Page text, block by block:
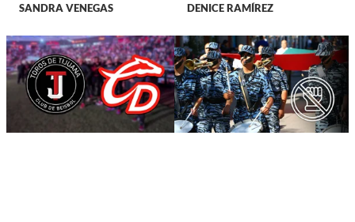
SANDRA VENEGAS DENICE RAMÍREZ